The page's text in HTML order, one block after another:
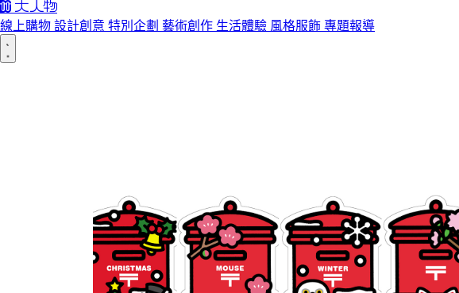
線上購物 設計創意 特別企劃 藝術創作 生活體驗 風格服飾 專題報導